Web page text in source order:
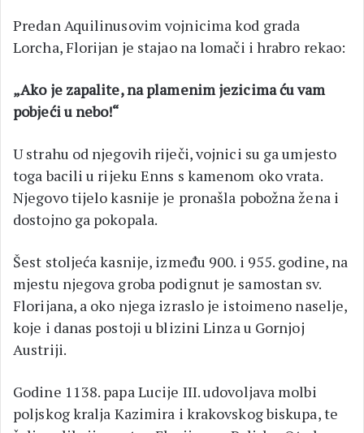
Predan Aquilinusovim vojnicima kod grada
Lorcha, Florijan je stajao na lomači i hrabro rekao:
„Ako je zapalite, na plamenim jezicima ću vam
pobjeći u nebo!“
U strahu od njegovih riječi, vojnici su ga umjesto
toga bacili u rijeku Enns s kamenom oko vrata.
Njegovo tijelo kasnije je pronašla pobožna žena i
dostojno ga pokopala.
Šest stoljeća kasnije, između 900. i 955. godine, na
mjestu njegova groba podignut je samostan sv.
Florijana, a oko njega izraslo je istoimeno naselje,
koje i danas postoji u blizini Linza u Gornjoj
Austriji.
Godine 1138. papa Lucije III. udovoljava molbi
poljskog kralja Kazimira i krakovskog biskupa, te